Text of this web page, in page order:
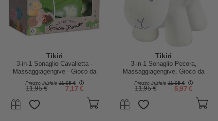
Tikiri
3-in-1 Sonaglio Cavalletta -
Massaggiagengive - Gioco da
Bagno - Garden Animals - 100%
Caucciù Naturale
Prezzo iniziale11,95 €
11,95 € 7,17 €
Tikiri
3-in-1 Sonaglio Pecora,
Massaggiagengive, Gioco da
Bagno, My First Farm - 100%
Caucciù Naturale
Prezzo iniziale11,95 €
11,95 € 5,97 €